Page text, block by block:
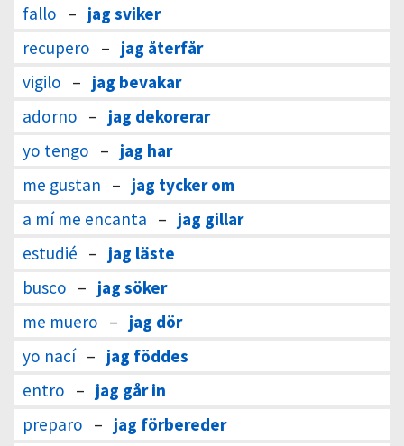
fallo – jag sviker
recupero – jag återfår
vigilo – jag bevakar
adorno – jag dekorerar
yo tengo – jag har
me gustan – jag tycker om
a mí me encanta – jag gillar
estudié – jag läste
busco – jag söker
me muero – jag dör
yo nací – jag föddes
entro – jag går in
preparo – jag förbereder